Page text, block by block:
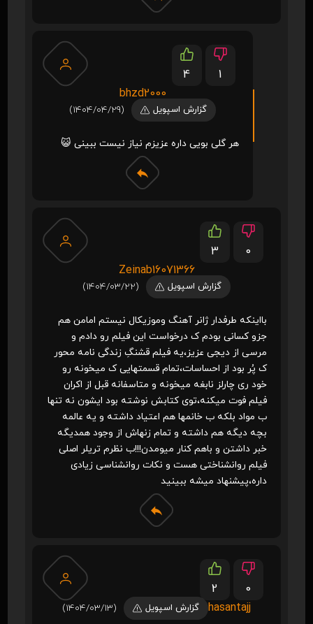
4
1
bhzd2000
گزارش اسپویل (1404/04/29)
هر گلی بویی داره عزیزم نیاز نیست ببینی 😺
3
0
Zeinab16071366
گزارش اسپویل (1404/03/22)
بااینکه طرفدار ژانر آهنگ و‌موزیکال نیستم امامن هم
جزو کسانی بودم ک درخواست این فیلم رو دادم و
مرسی از دیجی عزیز،یه فیلم قشنگِ زندگی نامه محور
ک پُر بود از احساسات،تمام قسمتهایی ک میخونه رو
خود ری چارلز نابغه میخونه و متاسفانه قبل از اکران
فیلم فوت میکنه،توی کتابش نوشته بود ایشون نه تنها
ب مواد بلکه ب خانمها هم اعتیاد داشته و یه عالمه
بچه دیگه هم داشته و تمام زنهاش از وجود همدیگه
خبر داشتن و باهم کنار میومدن!!!ب نظرم تریلر اصلی
فیلم روانشناختی هست و نکات روانشناسی زیادی
داره،پیشنهاد میشه ببینید
2
0
hasantajj
گزارش اسپویل (1404/03/13)